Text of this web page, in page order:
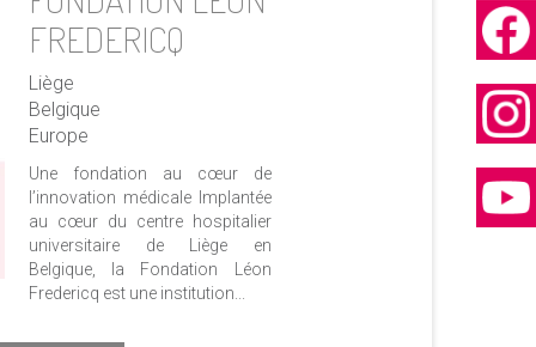
FREDERICQ
Liège
Belgique
Europe
Une fondation au cœur de
l’innovation médicale Implantée
au cœur du centre hospitalier
universitaire de Liège en
Belgique, la Fondation Léon
Fredericq est une institution...